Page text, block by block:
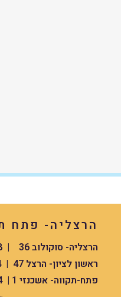
הרצליה- פתח
הרצליה- סוקולוב 36 | 052-4056-448
ראשון לציון- הרצל 47 | 077-536-7304
פתח-תקווה- אשכנזי 1 | 077-536-7304